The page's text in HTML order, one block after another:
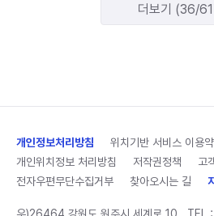
더보기 (36/
개인정보처리방침
위치기반 서비스 이용
개인위치정보 처리방침
저작권정책
고
전자우편무단수집거부
찾아오시는 길